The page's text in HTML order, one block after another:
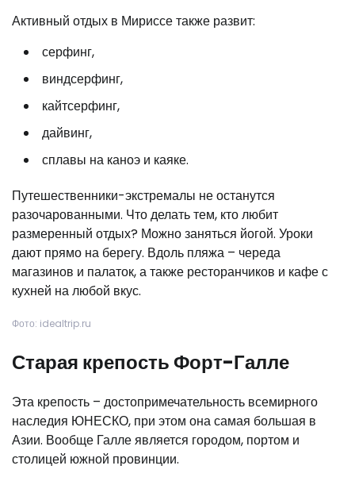
Активный отдых в Мириссе также развит:
серфинг,
виндсерфинг,
кайтсерфинг,
дайвинг,
сплавы на каноэ и каяке.
Путешественники-экстремалы не останутся
разочарованными. Что делать тем, кто любит
размеренный отдых? Можно заняться йогой. Уроки
дают прямо на берегу. Вдоль пляжа – череда
магазинов и палаток, а также ресторанчиков и кафе с
кухней на любой вкус.
Фото: idealtrip.ru
Старая крепость Форт-Галле
Эта крепость – достопримечательность всемирного
наследия ЮНЕСКО, при этом она самая большая в
Азии. Вообще Галле является городом, портом и
столицей южной провинции.